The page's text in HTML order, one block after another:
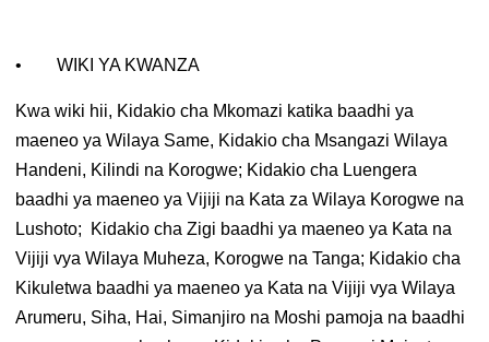
• WIKI YA KWANZA
Kwa wiki hii, Kidakio cha Mkomazi katika baadhi ya
maeneo ya Wilaya Same, Kidakio cha Msangazi Wilaya
Handeni, Kilindi na Korogwe; Kidakio cha Luengera
baadhi ya maeneo ya Vijiji na Kata za Wilaya Korogwe na
Lushoto; Kidakio cha Zigi baadhi ya maeneo ya Kata na
Vijiji vya Wilaya Muheza, Korogwe na Tanga; Kidakio cha
Kikuletwa baadhi ya maeneo ya Kata na Vijiji vya Wilaya
Arumeru, Siha, Hai, Simanjiro na Moshi pamoja na baadhi